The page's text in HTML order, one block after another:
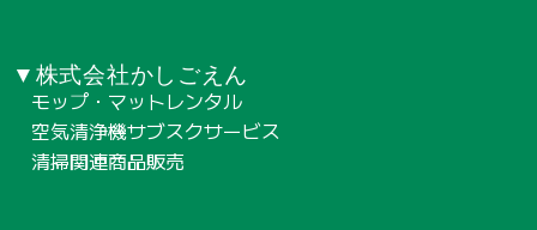
▼株式会社かしごえん
モップ・マットレンタル
空気清浄機サブスクサービス
清掃関連商品販売